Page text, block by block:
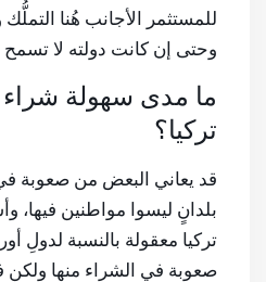
للمستثمر الأجانب هُنا
وحتى إن كانت دولته لا تسمح
ما مدى سهولة شراء
تركيا؟
قد يعاني البعض من صعوبة
بلدانٍ ليسوا مواطنين فيها،
تركيا معقولة بالنسبة لدولِ
صعوبة في الشراء منها ولكن